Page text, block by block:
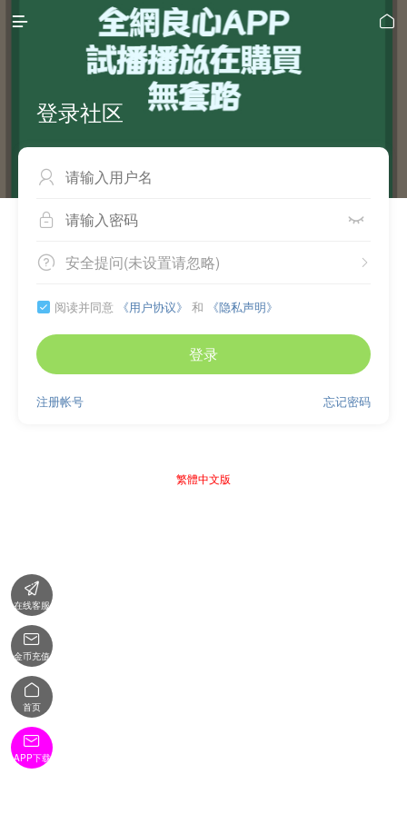
 
登录社区

 
 
安全提问(未设置请忽略)
 阅读并同意 《用户协议》 和 《隐私声明》
登录
忘记密码
注册帐号
繁體中文版

在线客服

金币充值

首页

APP下载